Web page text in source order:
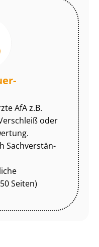
AfA z.B.
oder
Sach­ver­stän­
Seiten)